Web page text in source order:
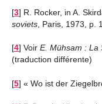
[3] R. Rocker, in A.
soviets , Paris, 1973, p.
[4] Voir E. Mühsam : La
(traduction différente)
[5] « Wo ist der